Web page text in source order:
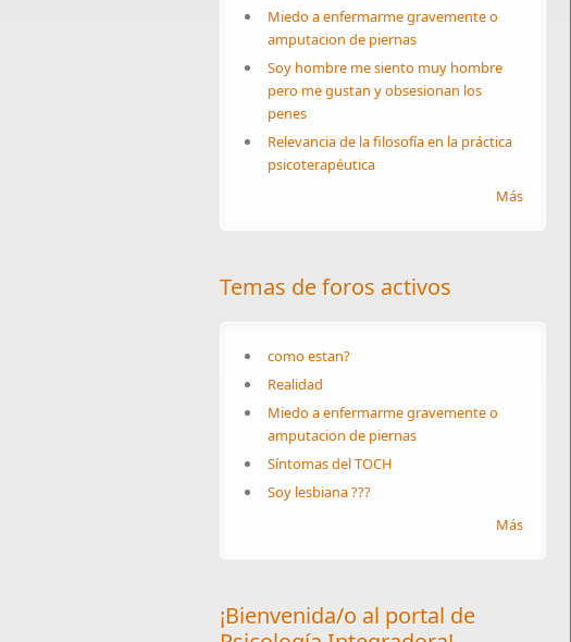
Miedo a enfermarme gravemente o
amputacion de piernas
Soy hombre me siento muy hombre
pero me gustan y obsesionan los
penes
Relevancia de la filosofía en la práctica
psicoterapéutica
Más
Temas de foros activos
como estan?
Realidad
Miedo a enfermarme gravemente o
amputacion de piernas
Síntomas del TOCH
Soy lesbiana ???
Más
¡Bienvenida/o al portal de